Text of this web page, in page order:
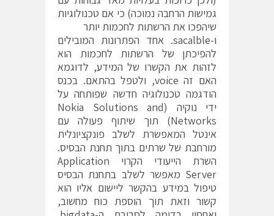
גמישות הרחבה נמוכה) כי אם טכנולוגיות
שיהפכו את הרשתות לחכמות יותר
ו-sacalble. אחד הפתרונות המובילים
להפיכתן של הרשתות לחכמות הוא
לזהות את הקשרו של המידע, לדוגמא
האם זה voice, ולטפל בהתאם. בכנס
הודגמה טכנולוגיה חדשה שפותחה על
ידי נוקיה (Nokia Solutions and
Networks) תוך שיתוף פעולה עם
אינטל המאפשרת לשלב פונקציונלית
מורחבת של שרתים בתוך תחנת הבסיס.
השרת הייעודי הקרוי Application
Server מאפשר לשלב בתחנת הבסיס
טיפול במידע בהקשר ליישום אליו הוא
קשור וזאת תוך הוספת כוח מחשוב,